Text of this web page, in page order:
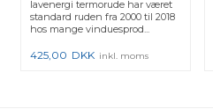
lavenergi termorude har været
standard ruden fra 2000 til 2018
hos mange vinduesprod...
425,00 DKK inkl. moms